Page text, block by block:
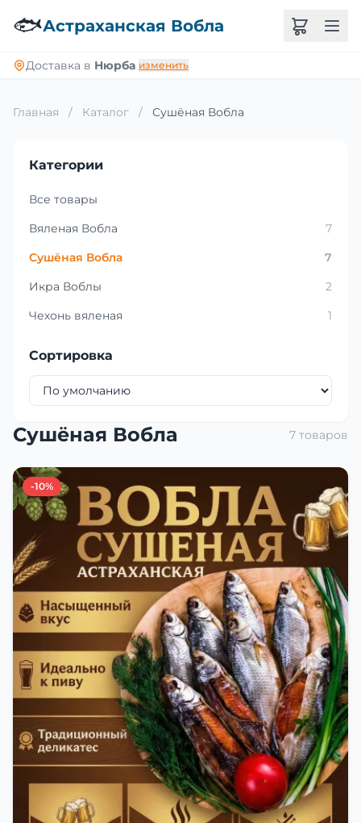
🐟Астраханская Вобла
Доставка в Нюрба изменить
Главная / Каталог / Сушёная Вобла
Категории
Все товары
Вяленая Вобла
7
Сушёная Вобла
7
Икра Воблы
2
Чехонь вяленая
1
Сортировка
Сушёная Вобла 7 товаров
-10%